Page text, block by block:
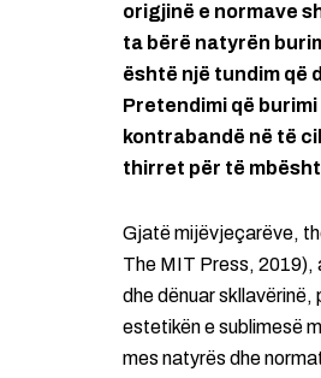
origjinë e normave
ta bërë natyrën
është një tundim që
Pretendimi që
kontrabandë në të
thirret për të
Gjatë mijëvjeçarëve,
The MIT Press, 2019),
dhe dënuar
estetikën e sublimesë
mes natyrës dhe